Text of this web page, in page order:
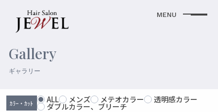
Gallery
ギャラリー
ｶﾗｰ・ｶｯﾄ ALL メンズ メテオカラー 透明感カラー
ダブルカラー、ブリーチ